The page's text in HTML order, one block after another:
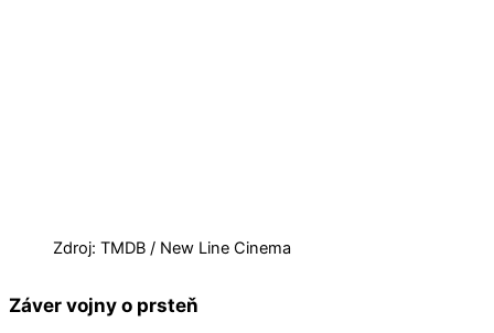
Zdroj: TMDB / New Line Cinema
Záver vojny o prsteň